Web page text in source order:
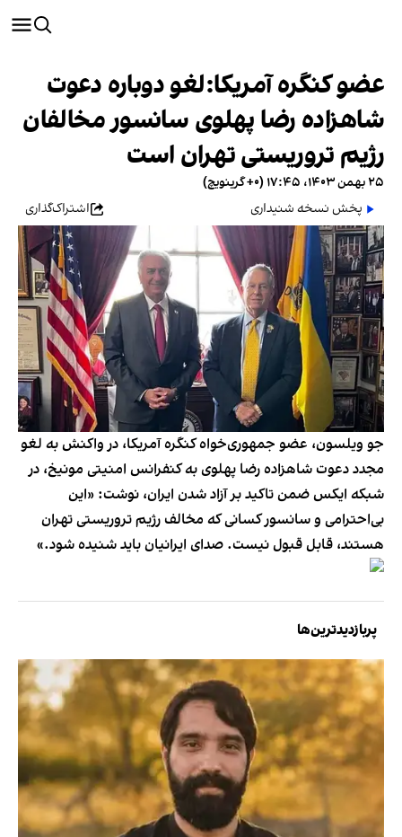
عضو کنگره آمریکا:‌لغو دوباره دعوت
شاهزاده رضا پهلوی سانسور مخالفان
رژیم تروریستی تهران است
۲۵ بهمن ۱۴۰۳، ۱۷:۴۵ (‎+۰ گرینویچ)
پخش نسخه شنیداری
اشتراک‌گذاری
جو ویلسون، عضو جمهوری‌خواه کنگره آمریکا، در واکنش به لغو
مجدد دعوت شاهزاده رضا پهلوی به کنفرانس امنیتی مونیخ، در
شبکه ایکس ضمن تاکید بر آزاد شدن ایران، نوشت: «این
بی‌احترامی و سانسور کسانی که مخالف رژیم تروریستی تهران
هستند، قابل قبول نیست. صدای ایرانیان باید شنیده شود.»
پربازدیدترین‌ها